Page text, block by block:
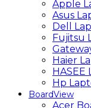
Apple
Asus
Dell
Fujitsu
Haier
HASEE
Hp
BoardView
Acer